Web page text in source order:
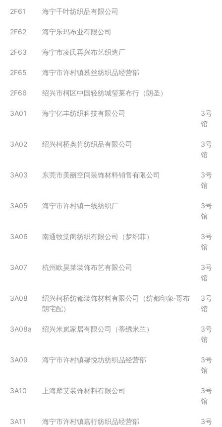
2F61 海宁千叶纺织品有限公司
2F62 海宁乐玛布业有限公司
2F63 海宁市凌氏再兴布艺织造厂
2F65 海宁市许村镇慕丝纺织品经营部
2F66 绍兴市柯区中国轻纺城玺莱布行（朗圣）
3A01 海宁亿丰纺织科技有限公司
3号
馆
3A02 绍兴柯桥奥肯纺织品有限公司
3号
馆
3A03 东莞市美丽空间装饰材料销售有限公司
3号
馆
3A05 海宁市许村镇一线纺织厂
3号
馆
3A06 南通牧棠阁纺织有限公司（梦织菲）
3号
馆
3A07 杭州欧昊莱装饰布艺有限公司
3号
馆
3A08
绍兴柯桥纺都装饰材料有限公司（纺都印象·哥布
朗宅配）
3号
馆
3A08a 绍兴米岚家居有限公司（蒂绣米兰）
3号
馆
3A09 海宁市许村镇馨悦坊纺织品经营部
3号
馆
3A10 上海摩艾装饰材料有限公司
3号
馆
3A11 海宁市许村镇嘉行纺织品经营部
3号